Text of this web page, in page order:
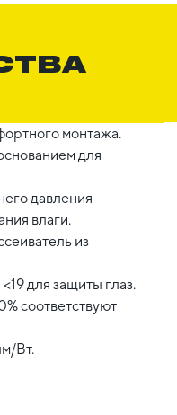
монтажа.
для
давления
влаги.
из
для защиты глаз.
соответствуют
Вт.